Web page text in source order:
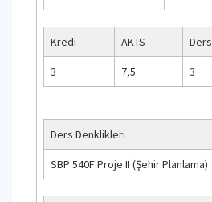
Kredi AKTS Ders
3 7,5 3
Ders Denklikleri
SBP 540F Proje II (Şehir Planlama)